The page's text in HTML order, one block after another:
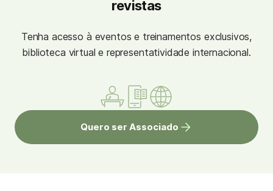
revistas
Tenha acesso à eventos e treinamentos exclusivos,
biblioteca virtual e representatividade internacional.
Quero ser Associado